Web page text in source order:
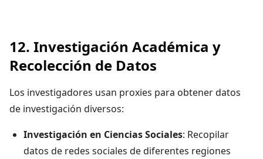
12. Investigación Académica y
Recolección de Datos
Los investigadores usan proxies para obtener datos
de investigación diversos:
Investigación en Ciencias Sociales: Recopilar
datos de redes sociales de diferentes regiones